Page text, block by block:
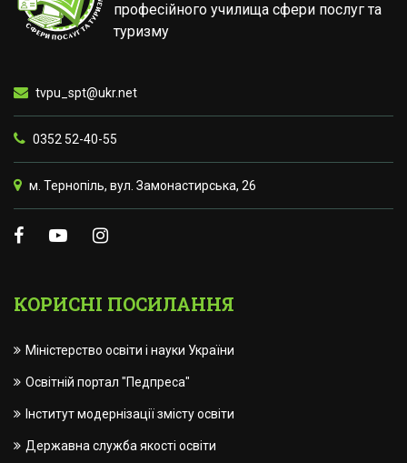
професійного училища сфери послуг та
туризму
tvpu_spt@ukr.net
0352 52-40-55
м. Тернопіль, вул. Замонастирська, 26
КОРИСНІ ПОСИЛАННЯ
Міністерство освіти і науки України
Освітній портал "Педпреса"
Інститут модернізації змісту освіти
Державна служба якості освіти